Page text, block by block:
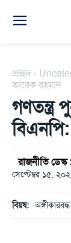
প্রচ্ছদ
তারেক রহমান
গণতন্ত্র
রাজনীতি ডেস্ক :
সেপ্টেম্বর ১৫,
বিয়ষ: অঙ্গীকারবদ্ধ